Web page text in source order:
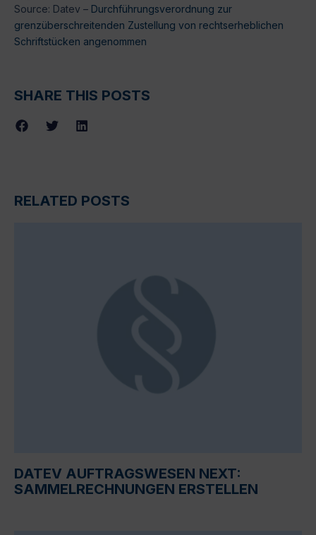
Source: Datev – Durchführungsverordnung zur
grenzüberschreitenden Zustellung von rechtserheblichen
Schriftstücken angenommen
SHARE THIS POSTS
RELATED POSTS
DATEV AUFTRAGSWESEN NEXT:
SAMMELRECHNUNGEN ERSTELLEN